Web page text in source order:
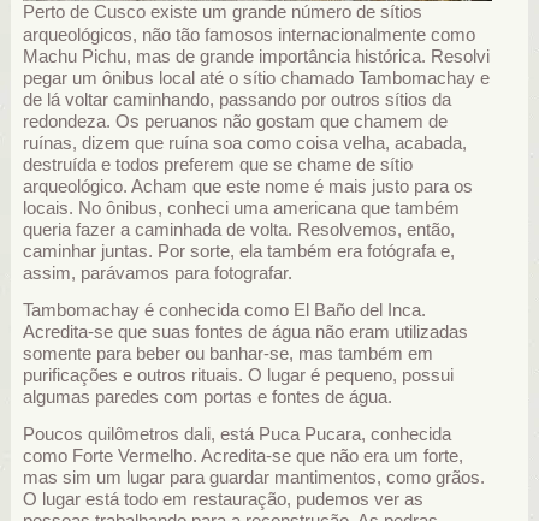
Perto de Cusco existe um grande número de sítios
arqueológicos, não tão famosos internacionalmente como
Machu Pichu, mas de grande importância histórica. Resolvi
pegar um ônibus local até o sítio chamado Tambomachay e
de lá voltar caminhando, passando por outros sítios da
redondeza. Os peruanos não gostam que chamem de
ruínas, dizem que ruína soa como coisa velha, acabada,
destruída e todos preferem que se chame de sítio
arqueológico. Acham que este nome é mais justo para os
locais. No ônibus, conheci uma americana que também
queria fazer a caminhada de volta. Resolvemos, então,
caminhar juntas. Por sorte, ela também era fotógrafa e,
assim, parávamos para fotografar.
Tambomachay é conhecida como El Baño del Inca.
Acredita-se que suas fontes de água não eram utilizadas
somente para beber ou banhar-se, mas também em
purificações e outros rituais. O lugar é pequeno, possui
algumas paredes com portas e fontes de água.
Poucos quilômetros dali, está Puca Pucara, conhecida
como Forte Vermelho. Acredita-se que não era um forte,
mas sim um lugar para guardar mantimentos, como grãos.
O lugar está todo em restauração, pudemos ver as